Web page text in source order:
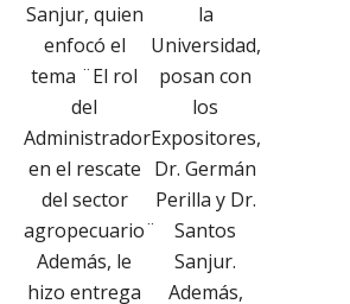
Sanjur, quien
enfocó el
tema ¨El rol
del
Administrador
en el rescate
del sector
agropecuario¨
Además, le
hizo entrega
la
Universidad,
posan con
los
Expositores,
Dr. Germán
Perilla y Dr.
Santos
Sanjur.
Además,